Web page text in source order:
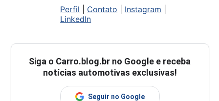
Perfil Contato Instagram
LinkedIn
Siga o Carro.blog.br no Google e receba
notícias automotivas exclusivas!
Seguir no Google